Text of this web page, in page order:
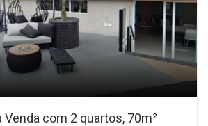
Venda com 2 quartos, 70m²